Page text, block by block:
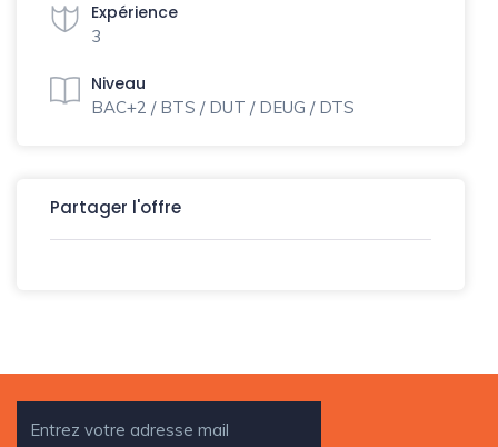
Expérience
3
Niveau
BAC+2 / BTS / DUT / DEUG / DTS
Partager l'offre